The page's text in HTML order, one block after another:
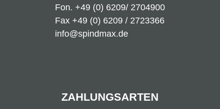
Fon. +49 (0) 6209/ 2704900
Fax +49 (0) 6209 / 2723366
info@spindmax.de
ZAHLUNGSARTEN